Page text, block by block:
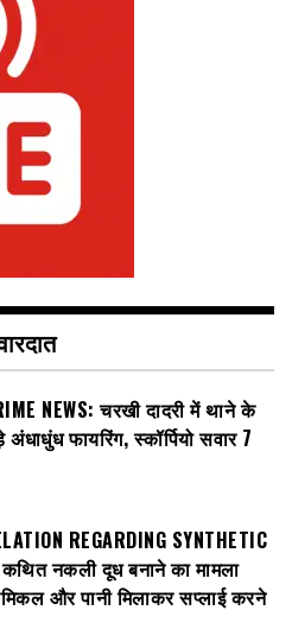
NEWS: चरखी दादरी में थाने के
फायरिंग, स्कॉर्पियो सवार 7
REGARDING SYNTHETIC
कथित नकली दूध बनाने का मामला
और पानी मिलाकर सप्लाई करने